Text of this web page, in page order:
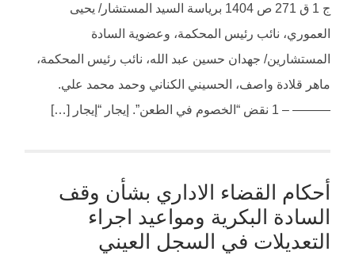
ج 1 ق 271 ص 1404 برياسة السيد المستشار/ يحيى
العموري، نائب رئيس المحكمة، وعضوية السادة
المستشارين/ جهدان حسين عبد الله، نائب رئيس المحكمة،
ماهر قلادة واصف، الحسيني الكناني وحمد محمد علي.
——— – 1 نقض “الخصوم في الطعن”. إيجار “إيجار […]
أحكام القضاء الاداري بشأن وقف
السادة البكرية ومواعيد اجراء
التعديلات في السجل العيني